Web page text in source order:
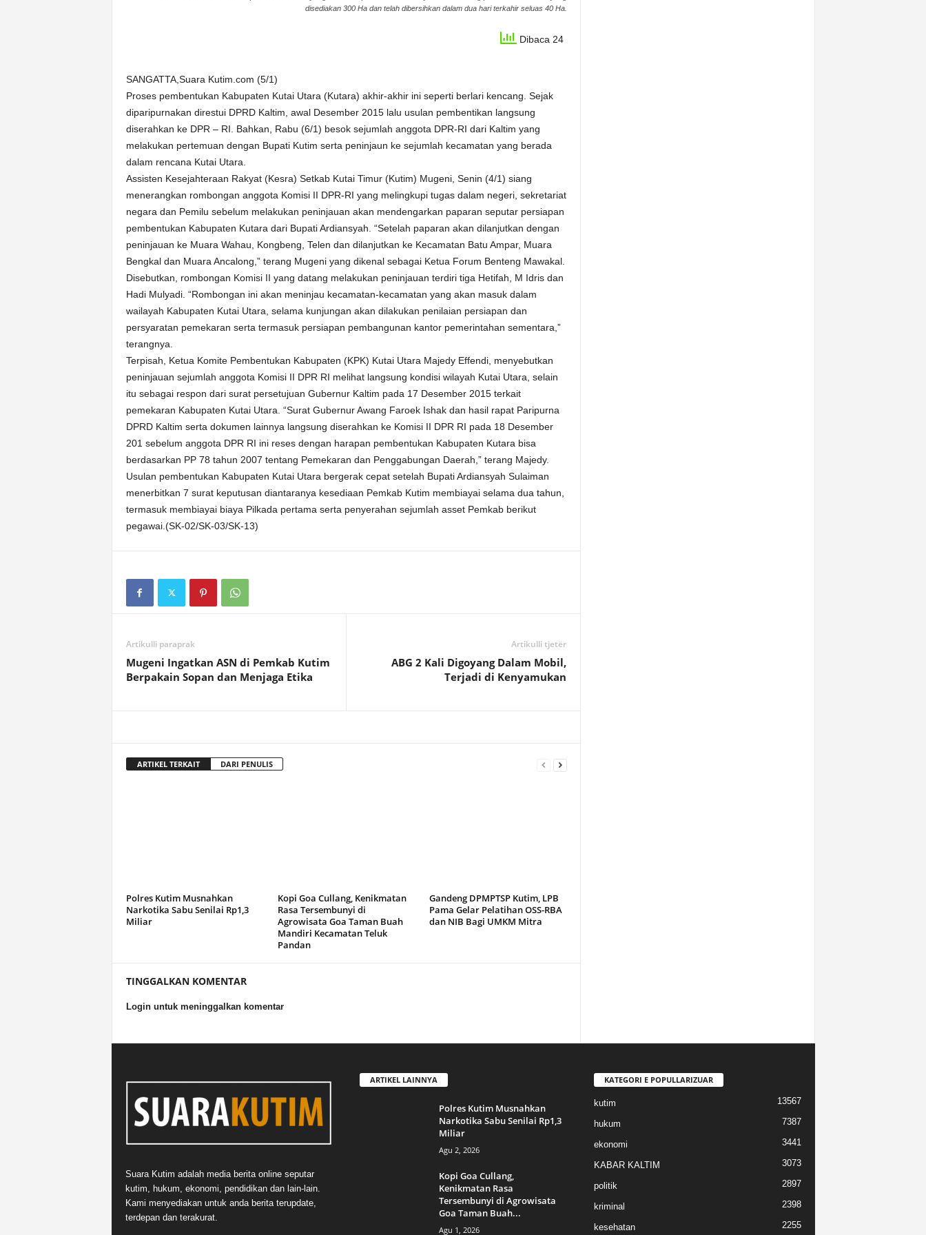
disediakan 300 Ha dan telah dibersihkan dalam dua hari terkahir seluas 40 Ha.
Dibaca 24
SANGATTA,Suara Kutim.com (5/1)
Proses pembentukan Kabupaten Kutai Utara (Kutara) akhir-akhir ini seperti berlari kencang. Sejak
diparipurnakan direstui DPRD Kaltim, awal Desember 2015 lalu usulan pembentikan langsung
diserahkan ke DPR – RI. Bahkan, Rabu (6/1) besok sejumlah anggota DPR-RI dari Kaltim yang
melakukan pertemuan dengan Bupati Kutim serta peninjaun ke sejumlah kecamatan yang berada
dalam rencana Kutai Utara.
Assisten Kesejahteraan Rakyat (Kesra) Setkab Kutai Timur (Kutim) Mugeni, Senin (4/1) siang
menerangkan rombongan anggota Komisi II DPR-RI yang melingkupi tugas dalam negeri, sekretariat
negara dan Pemilu sebelum melakukan peninjauan akan mendengarkan paparan seputar persiapan
pembentukan Kabupaten Kutara dari Bupati Ardiansyah. “Setelah paparan akan dilanjutkan dengan
peninjauan ke Muara Wahau, Kongbeng, Telen dan dilanjutkan ke Kecamatan Batu Ampar, Muara
Bengkal dan Muara Ancalong,” terang Mugeni yang dikenal sebagai Ketua Forum Benteng Mawakal.
Disebutkan, rombongan Komisi II yang datang melakukan peninjauan terdiri tiga Hetifah, M Idris dan
Hadi Mulyadi. “Rombongan ini akan meninjau kecamatan-kecamatan yang akan masuk dalam
wailayah Kabupaten Kutai Utara, selama kunjungan akan dilakukan penilaian persiapan dan
persyaratan pemekaran serta termasuk persiapan pembangunan kantor pemerintahan sementara,”
terangnya.
Terpisah, Ketua Komite Pembentukan Kabupaten (KPK) Kutai Utara Majedy Effendi, menyebutkan
peninjauan sejumlah anggota Komisi II DPR RI melihat langsung kondisi wilayah Kutai Utara, selain
itu sebagai respon dari surat persetujuan Gubernur Kaltim pada 17 Desember 2015 terkait
pemekaran Kabupaten Kutai Utara. “Surat Gubernur Awang Faroek Ishak dan hasil rapat Paripurna
DPRD Kaltim serta dokumen lainnya langsung diserahkan ke Komisi II DPR RI pada 18 Desember
201 sebelum anggota DPR RI ini reses dengan harapan pembentukan Kabupaten Kutara bisa
berdasarkan PP 78 tahun 2007 tentang Pemekaran dan Penggabungan Daerah,” terang Majedy.
Usulan pembentukan Kabupaten Kutai Utara bergerak cepat setelah Bupati Ardiansyah Sulaiman
menerbitkan 7 surat keputusan diantaranya kesediaan Pemkab Kutim membiayai selama dua tahun,
termasuk membiayai biaya Pilkada pertama serta penyerahan sejumlah asset Pemkab berikut
pegawai.(SK-02/SK-03/SK-13)
Artikulli paraprak
Mugeni Ingatkan ASN di Pemkab Kutim
Berpakain Sopan dan Menjaga Etika
Artikulli tjetër
ABG 2 Kali Digoyang Dalam Mobil,
Terjadi di Kenyamukan
ARTIKEL TERKAIT DARI PENULIS
Polres Kutim Musnahkan
Narkotika Sabu Senilai Rp1,3
Miliar
Kopi Goa Cullang, Kenikmatan
Rasa Tersembunyi di
Agrowisata Goa Taman Buah
Mandiri Kecamatan Teluk
Pandan
Gandeng DPMPTSP Kutim, LPB
Pama Gelar Pelatihan OSS-RBA
dan NIB Bagi UMKM Mitra
TINGGALKAN KOMENTAR
Login untuk meninggalkan komentar
Suara Kutim adalah media berita online seputar
kutim, hukum, ekonomi, pendidikan dan lain-lain.
Kami menyediakan untuk anda berita terupdate,
terdepan dan terakurat.
ARTIKEL LAINNYA
Polres Kutim Musnahkan
Narkotika Sabu Senilai Rp1,3
Miliar
Agu 2, 2026
Kopi Goa Cullang,
Kenikmatan Rasa
Tersembunyi di Agrowisata
Goa Taman Buah...
Agu 1, 2026
KATEGORI E POPULLARIZUAR
kutim 13567
hukum 7387
ekonomi 3441
KABAR KALTIM 3073
politik 2897
kriminal 2398
kesehatan 2255